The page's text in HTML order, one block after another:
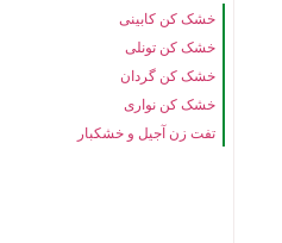
خشک کن کابینی
خشک کن تونلی
خشک کن گردان
خشک کن نواری
تفت زن آجیل و خشکبار